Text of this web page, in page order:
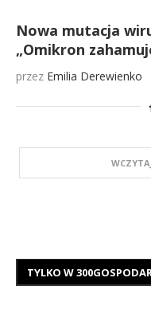
Nowa mutacja
„Omikron
przez Emilia Derewienko
TYLKO W